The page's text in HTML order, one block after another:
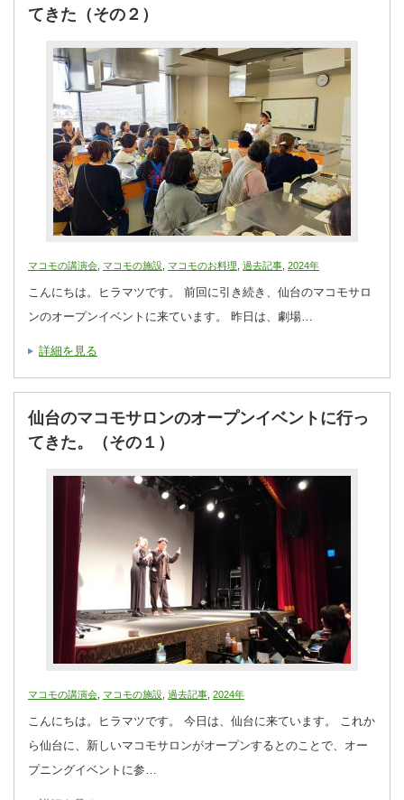
てきた（その２）
マコモの講演会 マコモの施設 マコモのお料理 過去記事 2024年
こんにちは。ヒラマツです。 前回に引き続き、仙台のマコモサロ
ンのオープンイベントに来ています。 昨日は、劇場…
詳細を見る
仙台のマコモサロンのオープンイベントに行っ
てきた。（その１）
マコモの講演会 マコモの施設 過去記事 2024年
こんにちは。ヒラマツです。 今日は、仙台に来ています。 これか
ら仙台に、新しいマコモサロンがオープンするとのことで、オー
プニングイベントに参…